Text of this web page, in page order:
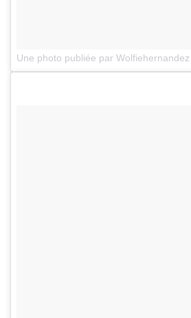
Une photo publiée par Wolfiehernandez